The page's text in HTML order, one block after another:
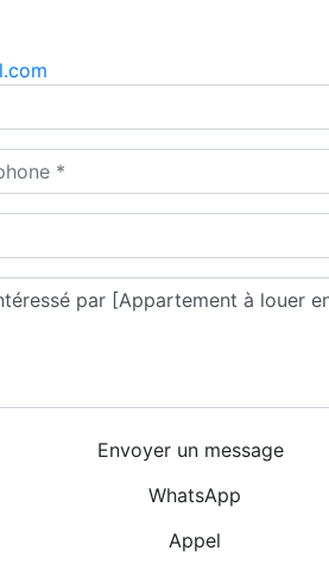
Envoyer un message
WhatsApp
Appel